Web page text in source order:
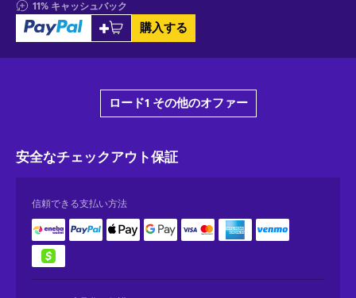
11% キャッシュバック
購入する
ロード1 その他のオファー
安全なチェックアウト保証
信頼できる支払い方法